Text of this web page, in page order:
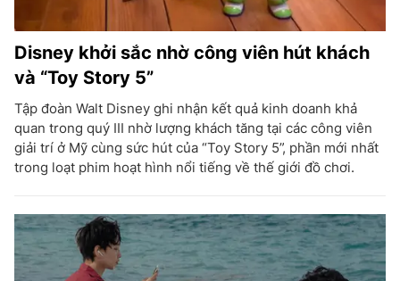
Disney khởi sắc nhờ công viên hút khách
và “Toy Story 5”
Tập đoàn Walt Disney ghi nhận kết quả kinh doanh khả
quan trong quý III nhờ lượng khách tăng tại các công viên
giải trí ở Mỹ cùng sức hút của “Toy Story 5”, phần mới nhất
trong loạt phim hoạt hình nổi tiếng về thế giới đồ chơi.